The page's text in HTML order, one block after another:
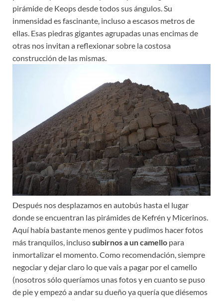
pirámide de Keops desde todos sus ángulos. Su
inmensidad es fascinante, incluso a escasos metros de
ellas. Esas piedras gigantes agrupadas unas encimas de
otras nos invitan a reflexionar sobre la costosa
construcción de las mismas.
Después nos desplazamos en autobús hasta el lugar
donde se encuentran las pirámides de Kefrén y Micerinos.
Aquí había bastante menos gente y pudimos hacer fotos
más tranquilos, inclusosubirnos a un camello para
inmortalizar el momento. Como recomendación, siempre
negociar y dejar claro lo que vais a pagar por el camello
(nosotros sólo queríamos unas fotos y en cuanto se puso
de pie y empezó a andar su dueño ya quería que diésemos